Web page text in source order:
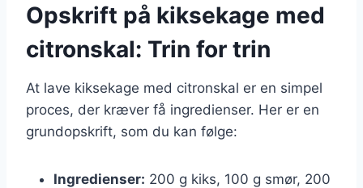
Opskrift på kiksekage med
citronskal: Trin for trin
At lave kiksekage med citronskal er en simpel
proces, der kræver få ingredienser. Her er en
grundopskrift, som du kan følge:
Ingredienser: 200 g kiks, 100 g smør, 200